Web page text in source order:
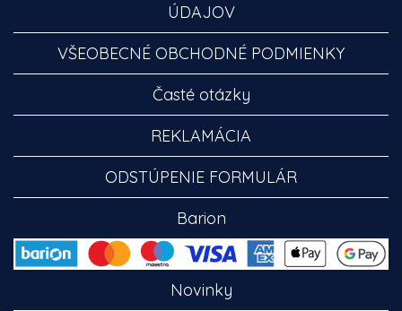
ÚDAJOV
VŠEOBECNÉ OBCHODNÉ PODMIENKY
Časté otázky
REKLAMÁCIA
ODSTÚPENIE FORMULÁR
Barion
Novinky